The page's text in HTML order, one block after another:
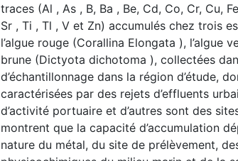
traces (Al , As , B, Ba , Be, Cd, Co, Cr, Cu,
Sr , Ti , Tl , V et Zn) accumulés chez trois
l’algue rouge (Corallina Elongata ), l’algue
brune (Dictyota dichotoma ), collectées
d’échantillonnage dans la région d’étude,
caractérisées par des rejets d’effluents
d’activité portuaire et d’autres sont des
montrent que la capacité d’accumulation
nature du métal, du site de prélèvement,